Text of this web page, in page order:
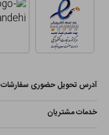
آدرس تحویل حضوری سفارشات
خدمات مشتریان